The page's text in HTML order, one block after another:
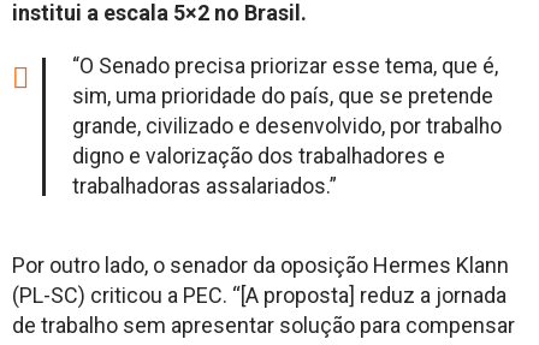
institui a escala 5×2 no Brasil.
“O Senado precisa priorizar esse tema, que é,
sim, uma prioridade do país, que se pretende
grande, civilizado e desenvolvido, por trabalho
digno e valorização dos trabalhadores e
trabalhadoras assalariados.”
Por outro lado, o senador da oposição Hermes Klann
(PL-SC) criticou a PEC. “[A proposta] reduz a jornada
de trabalho sem apresentar solução para compensar